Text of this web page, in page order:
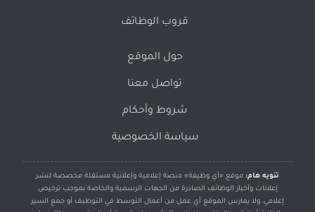
قروب الوظائف
حول الموقع
تواصل معنا
شروط وأحكام
سياسة الخصوصية
تنويه هام: موقع «أي وظيفة» منصة إعلامية وإعلانية مستقلة مخصصة لنشر
إعلانات وأخبار الوظائف الصادرة من الجهات الرسمية والخاصة بموجب ترخيص
إعلامي، ولا يمارس الموقع أي عمل من أعمال التوسط في التوظيف أو جمع السير